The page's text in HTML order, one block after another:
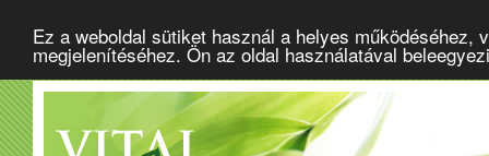
Ez a weboldal sütiket használ a helyes
megjelenítéséhez. Ön az oldal használatával